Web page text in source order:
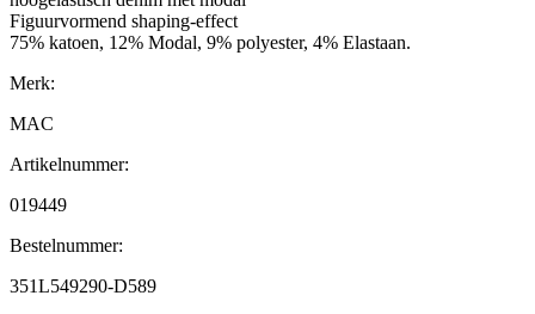
Figuurvormend shaping-effect
75% katoen, 12% Modal, 9% polyester, 4% Elastaan.
Merk:
MAC
Artikelnummer:
019449
Bestelnummer:
351L549290-D589